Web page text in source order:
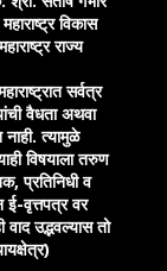
विकास
राज्य
सर्वत्र
वैधता अथवा
त्यामुळे
विषयाला तरुण
प्रतिनिधी व
ई-वृत्तपत्र वर
उद्भवल्यास तो